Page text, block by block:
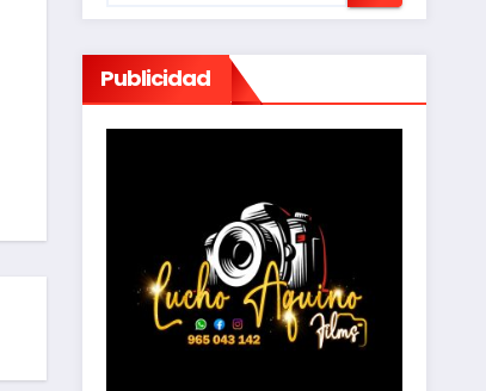
Publicidad